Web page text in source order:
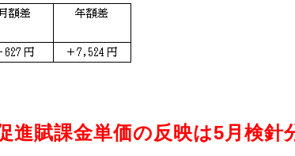
進賦課金単価の反映は5月検針